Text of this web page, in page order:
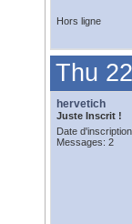
Hors ligne
Thu
hervetich
Juste Inscrit !
Date
Messages: 2